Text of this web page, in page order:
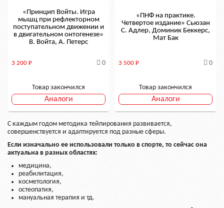
«Принцип Войты. Игра
мышц при рефлекторном
поступательном движении и
в двигательном онтогенезе»
В. Войта, А. Петерс
3 200 Р 0
Товар закончился
Аналоги
«ПНФ на практике.
Четвертое издание» Сьюзан
С. Адлер, Доминик Беккерс,
Мат Бак
3 500 Р 0
Товар закончился
Аналоги
С каждым годом методика тейпирования развивается,
совершенствуется и адаптируется под разные сферы.
Если изначально ее использовали только в спорте, то сейчас она
актуальна в разных областях:
медицина,
реабилитация,
косметология,
остеопатия,
мануальная терапия и тд.